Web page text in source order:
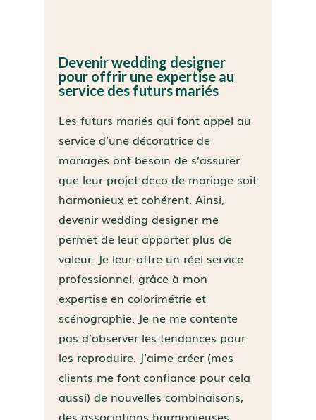
Devenir wedding designer
pour offrir une expertise au
service des futurs mariés
Les futurs mariés qui font appel au
service d’une décoratrice de
mariages ont besoin de s’assurer
que leur projet deco de mariage soit
harmonieux et cohérent. Ainsi,
devenir wedding designer me
permet de leur apporter plus de
valeur. Je leur offre un réel service
professionnel, grâce à mon
expertise en colorimétrie et
scénographie. Je ne me contente
pas d’observer les tendances pour
les reproduire. J’aime créer (mes
clients me font confiance pour cela
aussi) de nouvelles combinaisons,